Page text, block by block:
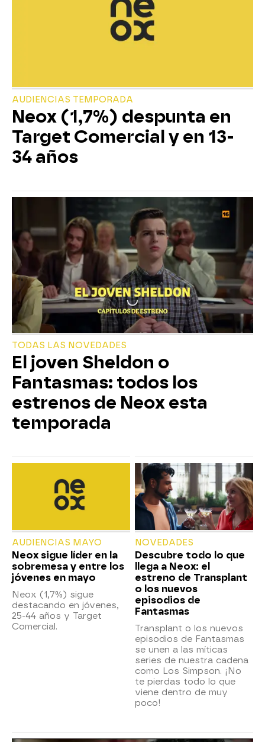
AUDIENCIAS TEMPORADA
Neox (1,7%) despunta en
Target Comercial y en 13-
34 años
TODAS LAS NOVEDADES
El joven Sheldon o
Fantasmas: todos los
estrenos de Neox esta
temporada
AUDIENCIAS MAYO
Neox sigue líder en la
sobremesa y entre los
jóvenes en mayo
Neox (1,7%) sigue
destacando en jóvenes,
25-44 años y Target
Comercial.
NOVEDADES
Descubre todo lo que
llega a Neox: el
estreno de Transplant
o los nuevos
episodios de
Fantasmas
Transplant o los nuevos
episodios de Fantasmas
se unen a las míticas
series de nuestra cadena
como Los Simpson. ¡No
te pierdas todo lo que
viene dentro de muy
poco!